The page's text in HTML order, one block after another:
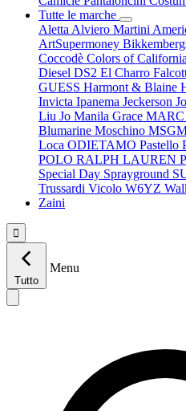
Tutte le marche
Aletta Alviero Martini
ArtSupermoney
Coccodè Colors of California
Diesel DS2 El Charro
GUESS Harmont & Blaine
Invicta Ipanema Jeckerson
Liu Jo Manila Grace
Blumarine Moschino
Loca ODIETAMO Pastello
POLO RALPH LAUREN
Special Day Sprayground
Trussardi Vicolo W6YZ
Zaini

Tutto
Menu